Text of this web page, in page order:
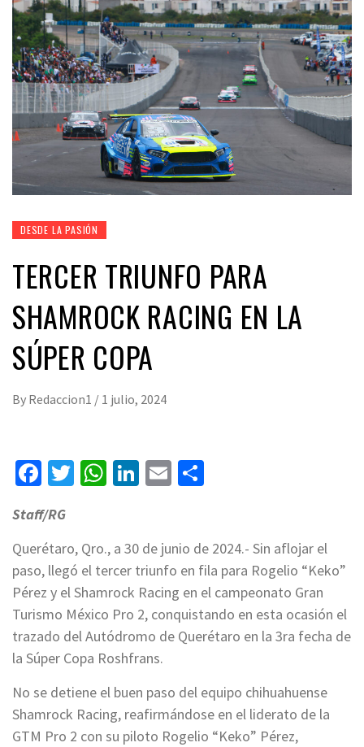
DESDE LA PASIÓN
TERCER TRIUNFO PARA
SHAMROCK RACING EN LA
SÚPER COPA
By Redaccion1 / 1 julio, 2024
Facebook
Twitter
WhatsApp
LinkedIn
Email
Staff/RG
Querétaro, Qro., a 30 de junio de 2024.- Sin aflojar el
paso, llegó el tercer triunfo en fila para Rogelio “Keko”
Pérez y el Shamrock Racing en el campeonato Gran
Turismo México Pro 2, conquistando en esta ocasión el
trazado del Autódromo de Querétaro en la 3ra fecha de
la Súper Copa Roshfrans.
No se detiene el buen paso del equipo chihuahuense
Shamrock Racing, reafirmándose en el liderato de la
GTM Pro 2 con su piloto Rogelio “Keko” Pérez,